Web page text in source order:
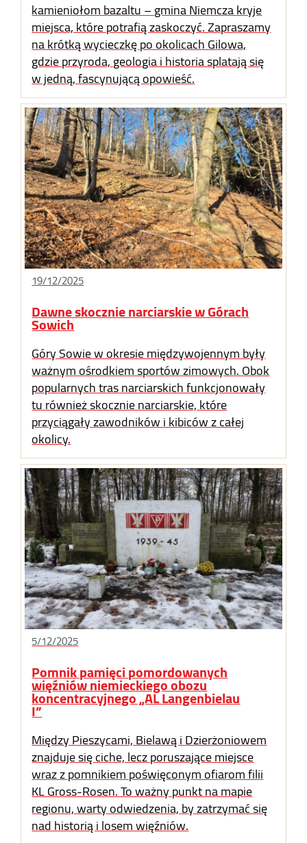
kamieniołom bazaltu – gmina Niemcza kryje
miejsca, które potrafią zaskoczyć. Zapraszamy
na krótką wycieczkę po okolicach Gilowa,
gdzie przyroda, geologia i historia splatają się
w jedną, fascynującą opowieść.
19/12/2025
Dawne skocznie narciarskie w Górach
Sowich
Góry Sowie w okresie międzywojennym były
ważnym ośrodkiem sportów zimowych. Obok
popularnych tras narciarskich funkcjonowały
tu również skocznie narciarskie, które
przyciągały zawodników i kibiców z całej
okolicy.
5/12/2025
Pomnik pamięci pomordowanych
więźniów niemieckiego obozu
koncentracyjnego „AL Langenbielau
I”
Między Pieszycami, Bielawą i Dzierżoniowem
znajduje się ciche, lecz poruszające miejsce
wraz z pomnikiem poświęconym ofiarom filii
KL Gross-Rosen. To ważny punkt na mapie
regionu, warty odwiedzenia, by zatrzymać się
nad historią i losem więźniów.